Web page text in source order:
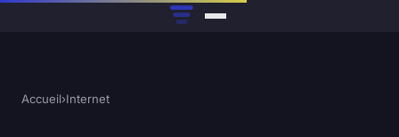
Accueil›Internet